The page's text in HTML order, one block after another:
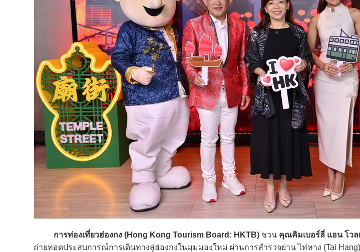
การท่องเที่ยวฮ่องกง (Hong Kong Tourism Board: HKTB) ชวน คุณคิมเบอร์ลี่ แอน โวล
ถ่ายทอดประสบการณ์การเดินทางสู่ฮ่องกงในมุมมองใหม่ ผ่านการสำรวจย่าน ไท่หาง (Tai